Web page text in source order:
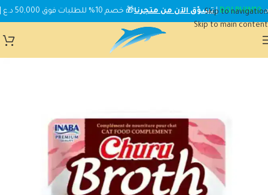
Skip to navigation
Skip to main content
DOLPHIN10
|تسوّق الآن من متجرنا🎁 خصم 10% للطلبات فوق 50,000 د.ع | استخدم الكود: